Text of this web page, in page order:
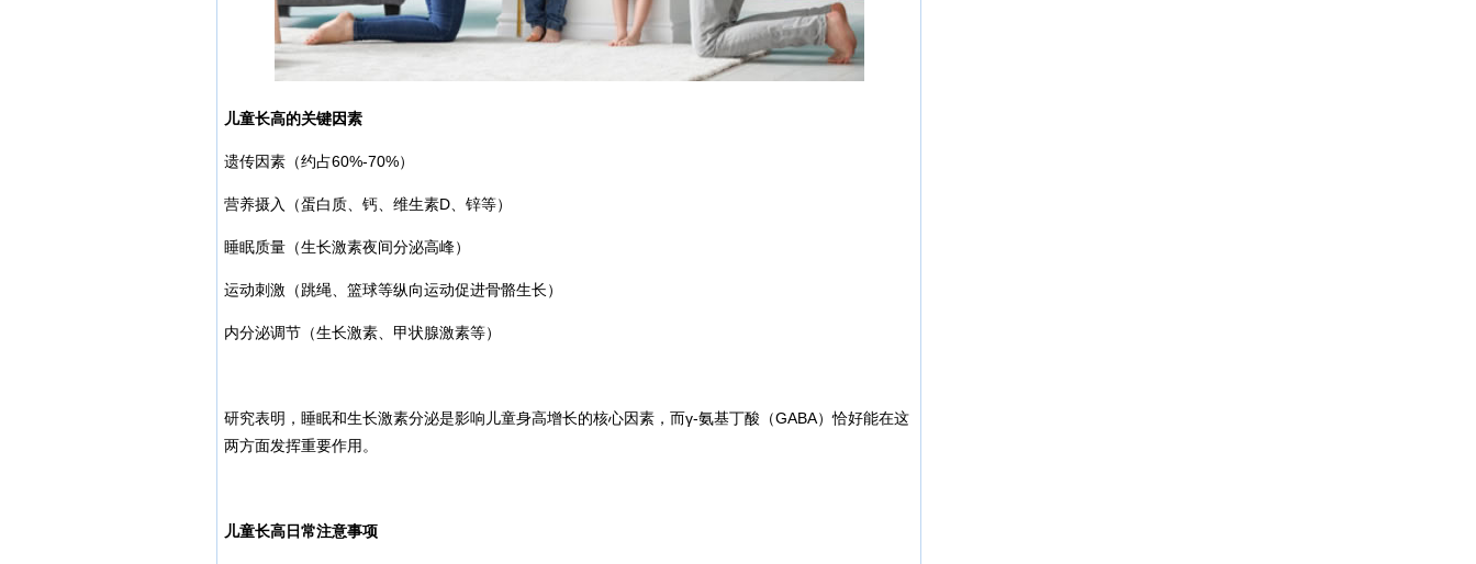
儿童长高的关键因素
遗传因素（约占60%-70%）
营养摄入（蛋白质、钙、维生素D、锌等）
睡眠质量（生长激素夜间分泌高峰）
运动刺激（跳绳、篮球等纵向运动促进骨骼生长）
内分泌调节（生长激素、甲状腺激素等）
研究表明，睡眠和生长激素分泌是影响儿童身高增长的核心因素，而γ-氨基丁酸（GABA）恰好能在这
两方面发挥重要作用。
儿童长高日常注意事项